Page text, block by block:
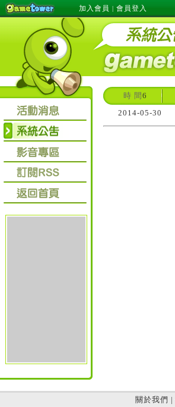
加入會員 | 會員登入
時 間 6
2014-05-30
關於我們 |